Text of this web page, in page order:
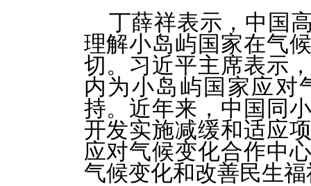
丁薛祥表示，中国
理解小岛屿国家在气
切。习近平主席表示
内为小岛屿国家应对
持。近年来，中国同
开发实施减缓和适应
应对气候变化合作中
气候变化和改善民生